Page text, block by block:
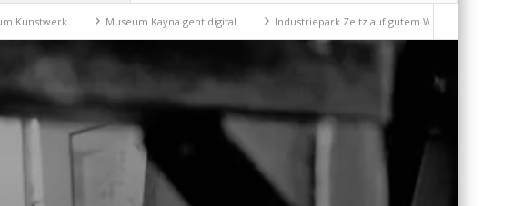
Kayna geht digital Industriepark Zeitz auf gutem Weg Mit der Drahtseilbahn zur